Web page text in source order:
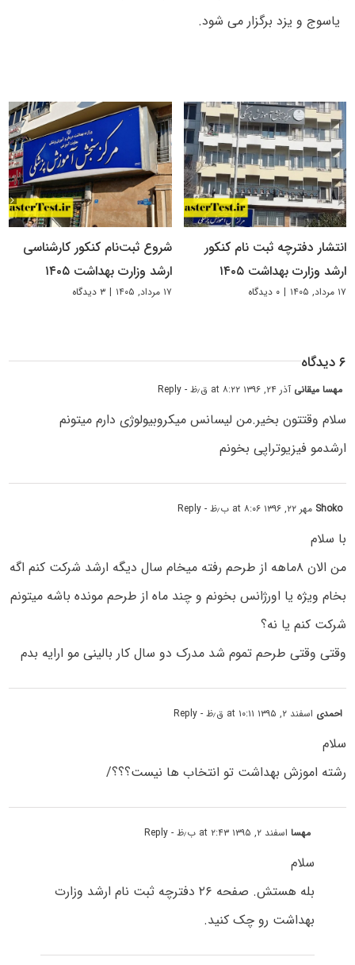
یاسوج و یزد برگزار می شود.
انتشار دفترچه ثبت نام کنکور
ارشد وزارت بهداشت ۱۴۰۵
۱۷ مرداد, ۱۴۰۵ | ۰ دیدگاه
شروع ثبت‌نام کنکور کارشناسی
ارشد وزارت بهداشت ۱۴۰۵
۱۷ مرداد, ۱۴۰۵ | ۳ دیدگاه
۶ دیدگاه
مهسا میقانی آذر ۲۴, ۱۳۹۶ at ۸:۲۲ ق٫ظ - Reply
سلام وقتتون بخیر.من لیسانس میکروبیولوژی دارم میتونم
ارشدمو فیزیوتراپی بخونم
Shoko مهر ۲۲, ۱۳۹۶ at ۸:۰۶ ب٫ظ - Reply
با سلام
من الان ۸ماهه از طرحم رفته میخام سال دیگه ارشد شرکت کنم اگه
بخام ویژه یا اورژانس بخونم و چند ماه از طرحم مونده باشه میتونم
شرکت کنم یا نه؟
وقتی وقتی طرحم تموم شد مدرک دو سال کار بالینی مو ارایه بدم
احمدی اسفند ۲, ۱۳۹۵ at ۱۰:۱۱ ق٫ظ - Reply
سلام
رشته اموزش بهداشت تو انتخاب ها نیست؟؟؟/
مهسااسفند ۲, ۱۳۹۵ at ۲:۴۳ ب٫ظ - Reply
سلام
بله هستش. صفحه ۲۶ دفترچه ثبت نام ارشد وزارت
بهداشت رو چک کنید.